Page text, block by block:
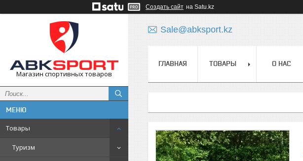
Создать сайт на Satu.kz
Магазин спортивных товаров
Товары
Туризм
Sale@abksport.kz
ГЛАВНАЯ ТОВАРЫ О НАС